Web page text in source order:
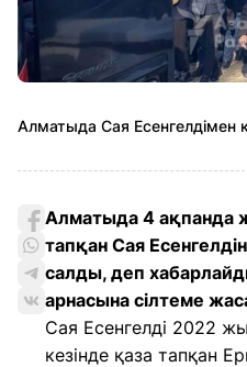
Алматыда Сая Есенгелдімен
Алматыда 4 ақпанда
тапқан Сая
салды, деп
арнасына сілтеме
Сая Есенгелді 2022
кезінде қаза тапқан